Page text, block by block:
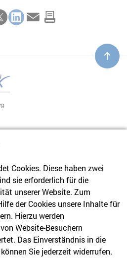
auf dem aktuellsten
interessieren.
Cookies. Diese haben zwei
sie erforderlich für die
unserer Website. Zum
der Cookies unsere Inhalte für
Hierzu werden
Website-Besuchern
Das Einverständnis in die
Sie jederzeit widerrufen.